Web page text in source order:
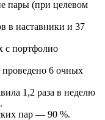
пары (при целевом
в наставники и 37
с портфолио
6 очных
1,2 раза в неделю
пар — 90 %.